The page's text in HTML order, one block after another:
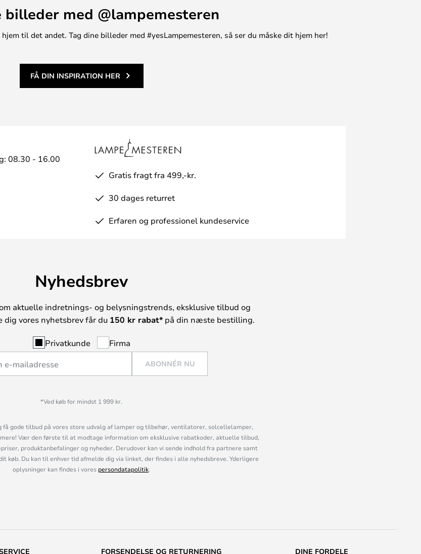
billeder med @lampemesteren
til det andet. Tag dine billeder med #yesLampemesteren, så ser du måske dit hjem her!
FÅ DIN INSPIRATION HER
08.30 - 16.00
Gratis fragt fra 499,-kr.
30 dages returret
Erfaren og professionel kundeservice
Nyhedsbrev
aktuelle indretnings- og belysningstrends, eksklusive tilbud og
dig vores nyhetsbrev får du 150 kr rabat*på din næste bestilling.
Privatkunde Firma
ABONNÉR NU
*Ved køb for mindst 1 999 kr.
få gode tilbud på vores store udvalg af lamper og tilbehør, ventilatorer, solcellelamper,
Vær den første til at modtage information om eksklusive rabatkoder, aktuelle tilbud,
produktanbefalinger og nyheder. Derudover kan vi sende indhold fra partnere samt
køb. Du kan til enhver tid afmelde dig via linket, der findes i alle nyhedsbreve. Yderligere
oplysninger kan findes i vores persondatapolitik.
FORSENDELSE OG RETURNERING DINE FORDELE